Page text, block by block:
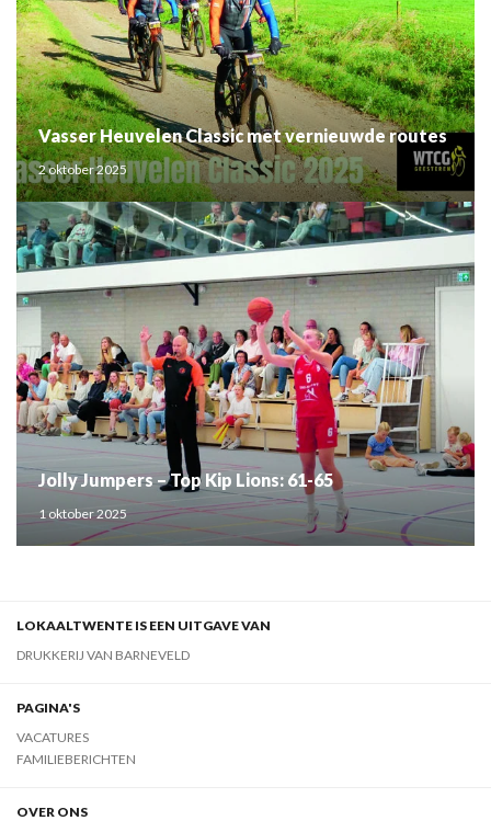
Vasser Heuvelen Classic met vernieuwde routes
2 oktober 2025
Jolly Jumpers – Top Kip Lions: 61-65
1 oktober 2025
LOKAALTWENTE IS EEN UITGAVE VAN
DRUKKERIJ VAN BARNEVELD
PAGINA'S
VACATURES
FAMILIEBERICHTEN
OVER ONS